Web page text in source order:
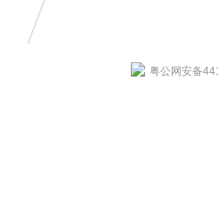
粤公网安备